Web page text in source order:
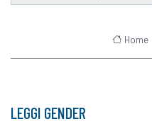
Home
LEGGI GENDER